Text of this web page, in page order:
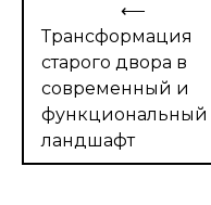
по
записям
⟵
Трансформация
старого двора в
современный и
функциональный
ландшафт